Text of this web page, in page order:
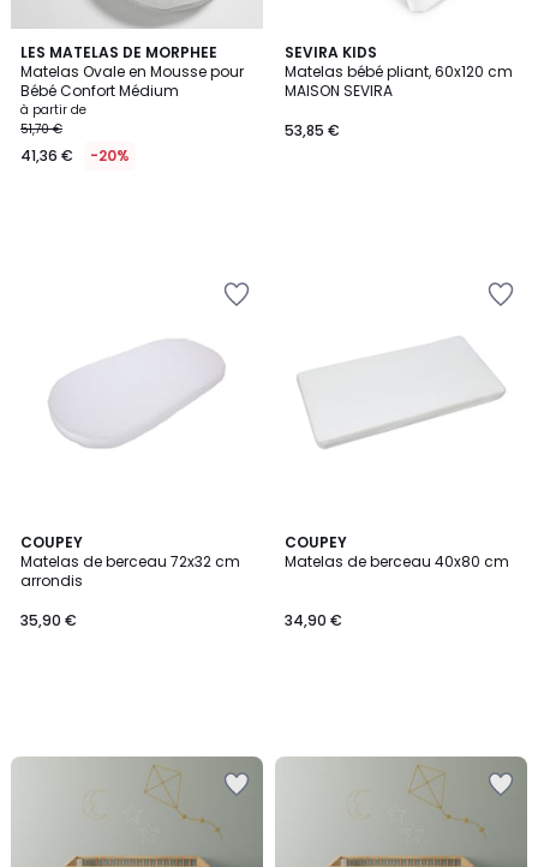
LES MATELAS DE MORPHEE
Matelas Ovale en Mousse pour
Bébé Confort Médium
à partir de
51,70 €
41,36 € -20%
SEVIRA KIDS
Matelas bébé pliant, 60x120 cm
MAISON SEVIRA
53,85 €
COUPEY
Matelas de berceau 72x32 cm
arrondis
35,90 €
COUPEY
Matelas de berceau 40x80 cm
34,90 €